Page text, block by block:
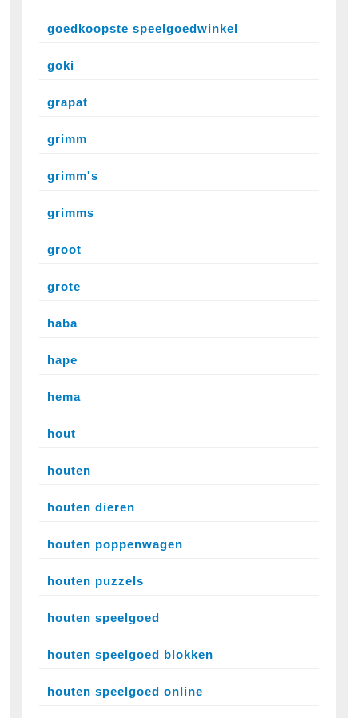
goedkoopste speelgoedwinkel
goki
grapat
grimm
grimm's
grimms
groot
grote
haba
hape
hema
hout
houten
houten dieren
houten poppenwagen
houten puzzels
houten speelgoed
houten speelgoed blokken
houten speelgoed online